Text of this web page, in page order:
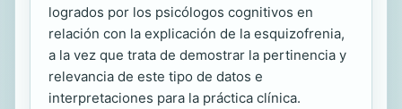
logrados por los psicólogos cognitivos en
relación con la explicación de la esquizofrenia,
a la vez que trata de demostrar la pertinencia y
relevancia de este tipo de datos e
interpretaciones para la práctica clínica.